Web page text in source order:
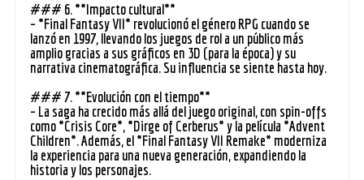
### 6. **Impacto cultural**
– *Final Fantasy VII* revolucionó el género RPG cuando se
lanzó en 1997, llevando los juegos de rol a un público más
amplio gracias a sus gráficos en 3D (para la época) y su
narrativa cinematográfica. Su influencia se siente hasta hoy.
### 7. **Evolución con el tiempo**
– La saga ha crecido más allá del juego original, con spin-offs
como *Crisis Core*, *Dirge of Cerberus* y la película *Advent
Children*. Además, el *Final Fantasy VII Remake* moderniza
la experiencia para una nueva generación, expandiendo la
historia y los personajes.